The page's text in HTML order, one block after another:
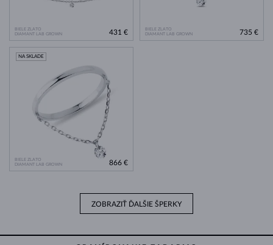
BIELE ZLATO
DIAMANT LAB GROWN
431 €
BIELE ZLATO
DIAMANT LAB GROWN
735 €
BIELE ZLATO
DIAMANT LAB GROWN
NA SKLADE
866 €
ZOBRAZIŤ ĎALŠIE ŠPERKY